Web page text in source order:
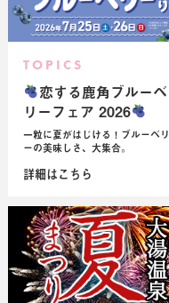
TOPICS
恋する鹿角ブルーベ
リーフェア 2026
一粒に夏がはじける！ブルーベリ
ーの美味しさ、大集合。
詳細はこちら